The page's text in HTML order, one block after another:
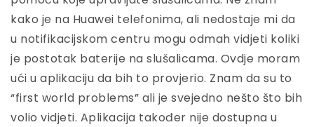
kako je na Huawei telefonima, ali nedostaje mi da
u notifikacijskom centru mogu odmah vidjeti koliki
je postotak baterije na slušalicama. Ovdje moram
ući u aplikaciju da bih to provjerio. Znam da su to
“first world problems” ali je svejedno nešto što bih
volio vidjeti. Aplikacija također nije dostupna u